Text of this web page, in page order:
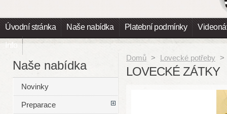
Úvodní stránka Naše nabídka Platební podmínky
Info
Domů > Lovecké potřeby >
LOVECKÉ ZÁTKY
Naše nabídka
Novinky
Preparace